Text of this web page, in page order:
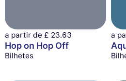
a partir de £ 23.63
Hop on Hop Off
Bilhetes
a